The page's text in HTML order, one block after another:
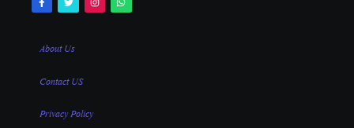
About Us
Contact US
Privacy Policy